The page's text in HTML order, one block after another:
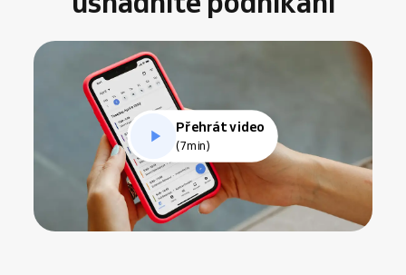
Přehrát video
(7min)